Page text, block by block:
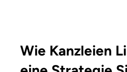
Wie Kanzleien